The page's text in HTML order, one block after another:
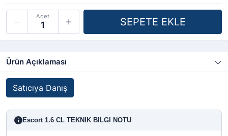
Adet
Ürün Açıklaması
Satıcıya Danış
i Escort 1.6 CL TEKNIK BILGI NOTU